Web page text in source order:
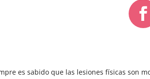
es sabido que las lesiones físicas son